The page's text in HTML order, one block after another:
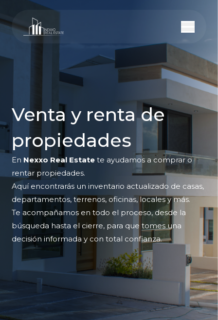
Venta y renta de
propiedades
En Nexxo Real Estate te ayudamos a comprar o
rentar propiedades.
Aquí encontrarás un inventario actualizado de casas,
departamentos, terrenos, oficinas, locales y más.
Te acompañamos en todo el proceso, desde la
búsqueda hasta el cierre, para que tomes una
decisión informada y con total confianza.